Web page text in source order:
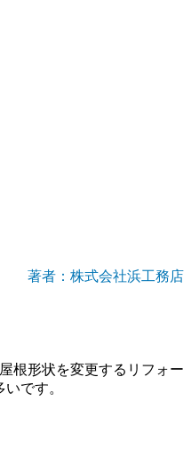
著者：株式会社浜工務店
根形状を変更するリフォー
です。